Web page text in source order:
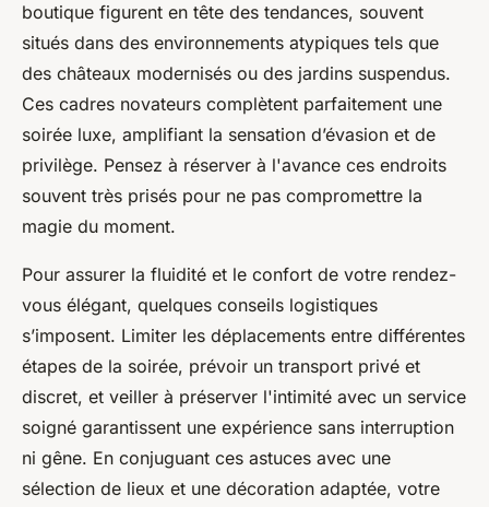
boutique figurent en tête des tendances, souvent
situés dans des environnements atypiques tels que
des châteaux modernisés ou des jardins suspendus.
Ces cadres novateurs complètent parfaitement une
soirée luxe, amplifiant la sensation d’évasion et de
privilège. Pensez à réserver à l'avance ces endroits
souvent très prisés pour ne pas compromettre la
magie du moment.
Pour assurer la fluidité et le confort de votre rendez-
vous élégant, quelques conseils logistiques
s’imposent. Limiter les déplacements entre différentes
étapes de la soirée, prévoir un transport privé et
discret, et veiller à préserver l'intimité avec un service
soigné garantissent une expérience sans interruption
ni gêne. En conjuguant ces astuces avec une
sélection de lieux et une décoration adaptée, votre